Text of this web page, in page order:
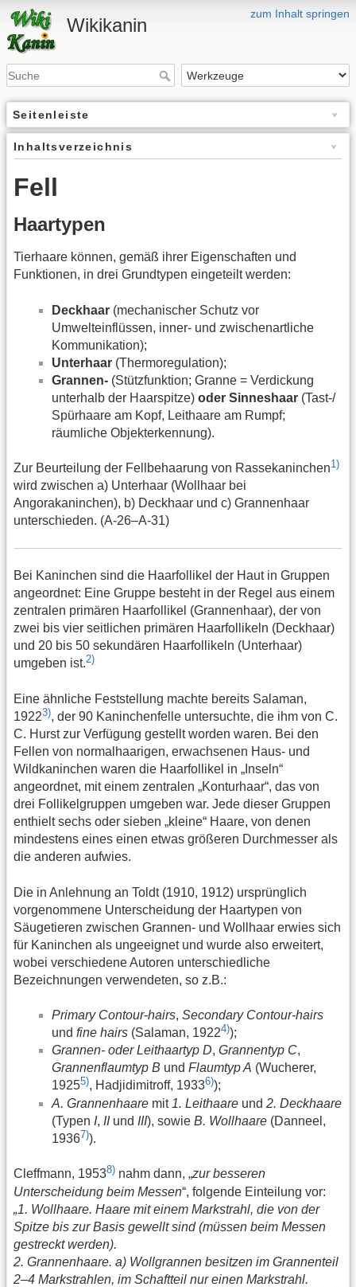
zum Inhalt springen
Wikikanin
Seitenleiste
Inhaltsverzeichnis
Fell
Haartypen
Tierhaare können, gemäß ihrer Eigenschaften und
Funktionen, in drei Grundtypen eingeteilt werden:
Deckhaar (mechanischer Schutz vor
Umwelteinflüssen, inner- und zwischenartliche
Kommunikation);
Unterhaar (Thermoregulation);
Grannen- (Stützfunktion; Granne = Verdickung
unterhalb der Haarspitze) oder Sinneshaar (Tast-/
Spürhaare am Kopf, Leithaare am Rumpf;
räumliche Objekterkennung).
Zur Beurteilung der Fellbehaarung von Rassekaninchen1)
wird zwischen a) Unterhaar (Wollhaar bei
Angorakaninchen), b) Deckhaar und c) Grannenhaar
unterschieden. (A-26–A-31)
Bei Kaninchen sind die Haarfollikel der Haut in Gruppen
angeordnet: Eine Gruppe besteht in der Regel aus einem
zentralen primären Haarfollikel (Grannenhaar), der von
zwei bis vier seitlichen primären Haarfollikeln (Deckhaar)
und 20 bis 50 sekundären Haarfollikeln (Unterhaar)
umgeben ist.2)
Eine ähnliche Feststellung machte bereits Salaman,
19223), der 90 Kaninchenfelle untersuchte, die ihm von C.
C. Hurst zur Verfügung gestellt worden waren. Bei den
Fellen von normalhaarigen, erwachsenen Haus- und
Wildkaninchen waren die Haarfollikel in „Inseln“
angeordnet, mit einem zentralen „Konturhaar“, das von
drei Follikelgruppen umgeben war. Jede dieser Gruppen
enthielt sechs oder sieben „kleine“ Haare, von denen
mindestens eines einen etwas größeren Durchmesser als
die anderen aufwies.
Die in Anlehnung an Toldt (1910, 1912) ursprünglich
vorgenommene Unterscheidung der Haartypen von
Säugetieren zwischen Grannen- und Wollhaar erwies sich
für Kaninchen als ungeeignet und wurde also erweitert,
wobei verschiedene Autoren unterschiedliche
Bezeichnungen verwendeten, so z.B.:
Primary Contour-hairs, Secondary Contour-hairs
und fine hairs (Salaman, 19224));
Grannen- oder Leithaartyp D, Grannentyp C,
Grannenflaumtyp B und Flaumtyp A (Wucherer,
19255), Hadjidimitroff, 19336));
A. Grannenhaare mit 1. Leithaare und 2. Deckhaare
(Typen I, IIund III), sowie B. Wollhaare (Danneel,
19367)).
Cleffmann, 19538) nahm dann, „zur besseren
Unterscheidung beim Messen“, folgende Einteilung vor:
„1. Wollhaare. Haare mit einem Markstrahl, die von der
Spitze bis zur Basis gewellt sind (müssen beim Messen
gestreckt werden).
2. Grannenhaare. a) Wollgrannen besitzen im Grannenteil
2–4 Markstrahlen, im Schaftteil nur einen Markstrahl.